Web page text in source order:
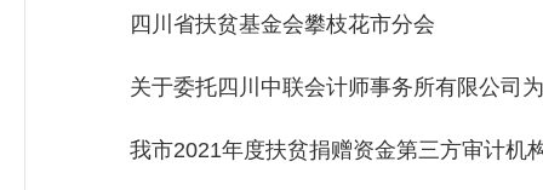
四川省扶贫基金会攀枝花市分会
关于委托四川中联会计师事务所有限公司为
我市2021年度扶贫捐赠资金第三方审计机